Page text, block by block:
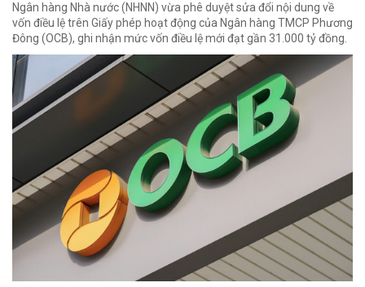
Ngân hàng Nhà nước (NHNN) vừa phê duyệt sửa đổi nội dung về
vốn điều lệ trên Giấy phép hoạt động của Ngân hàng TMCP Phương
Đông (OCB), ghi nhận mức vốn điều lệ mới đạt gần 31.000 tỷ đồng.